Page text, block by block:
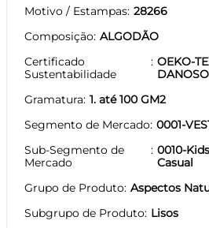
Motivo / Estampas 28266
Composição ALGODÃO
Certificado
Sustentabilidade
OEKO-
DANOSO
Gramatura 1. até 100 GM2
Segmento de Mercado 0001-
Sub-Segmento de
Mercado
0010-
Casual
Grupo de Produto Aspectos
Subgrupo de Produto Lisos